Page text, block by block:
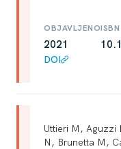
OBJAVLJENO
2021
DOI
ISBN
Uttieri M, Aguzzi
N, Brunetta M,